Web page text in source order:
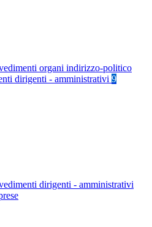
organi indirizzo-politico
dirigenti - amministrativi 9
dirigenti - amministrativi